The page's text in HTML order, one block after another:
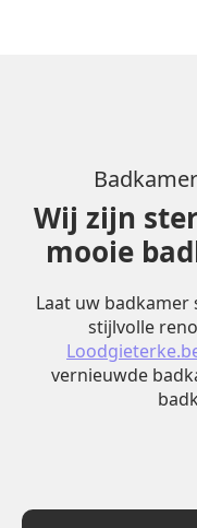
Wij zijn
mooie
Laat uw
stijlvolle
vernieuwde